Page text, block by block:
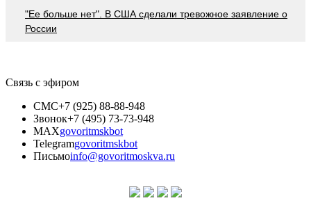
"Ее больше нет". В США сделали тревожное заявление о
России
Связь с эфиром
СМС+7 (925) 88-88-948
Звонок+7 (495) 73-73-948
MAXgovoritmskbot
Telegramgovoritmskbot
Письмоinfo@govoritmoskva.ru